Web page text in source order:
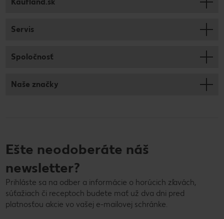
Servis
Spoločnosť
Naše značky
Ešte neodoberáte náš
newsletter?
Prihláste sa na odber a informácie o horúcich zľavách,
súťažiach či receptoch budete mať už dva dni pred
platnosťou akcie vo vašej e-mailovej schránke.